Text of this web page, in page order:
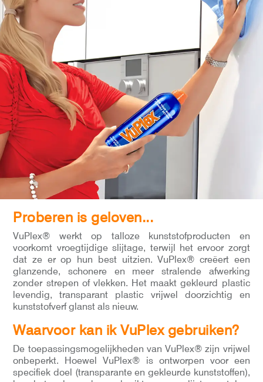
Proberen is geloven...
VuPlex® werkt op talloze kunststofproducten en
voorkomt vroegtijdige slijtage, terwijl het ervoor zorgt
dat ze er op hun best uitzien. VuPlex® creëert een
glanzende, schonere en meer stralende afwerking
zonder strepen of vlekken. Het maakt gekleurd plastic
levendig, transparant plastic vrijwel doorzichtig en
kunststofverf glanst als nieuw.
Waarvoor kan ik VuPlex gebruiken?
De toepassingsmogelijkheden van VuPlex® zijn vrijwel
onbeperkt. Hoewel VuPlex® is ontworpen voor een
specifiek doel (transparante en gekleurde kunststoffen),